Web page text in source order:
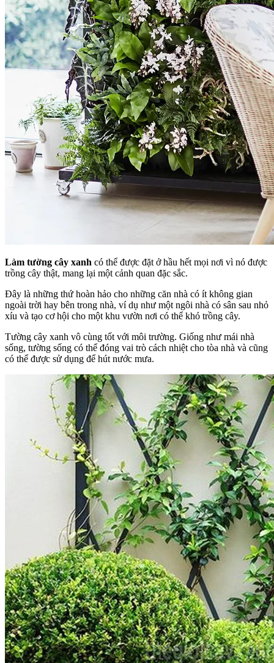
Làm tường cây xanh có thể được đặt ở hầu hết mọi nơi vì nó được
trồng cây thật, mang lại một cảnh quan đặc sắc.
Đây là những thứ hoàn hảo cho những căn nhà có ít không gian
ngoài trời hay bên trong nhà, ví dụ như một ngôi nhà có sân sau nhỏ
xíu và tạo cơ hội cho một khu vườn nơi có thể khó trồng cây.
Tường cây xanh vô cùng tốt với môi trường. Giống như mái nhà
sống, tường sống có thể đóng vai trò cách nhiệt cho tòa nhà và cũng
có thể được sử dụng để hút nước mưa.